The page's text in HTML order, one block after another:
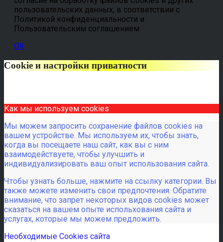
пользовательских данных, в соответствии с
Политикой конфиденциальности и
Пользовательским соглашением
OK
Cookie и настройки приватности
Как мы используем cookies
Мы можем запросить сохранение файлов cookies на
вашем устройстве. Мы используем их, чтобы знать,
когда вы посещаете наш сайт, как вы с ним
взаимодействуете, чтобы улучшить и
индивидуализировать ваш опыт использования сайта.
Чтобы узнать больше, нажмите на ссылку категории. Вы
также можете изменить свои предпочтения. Обратите
внимание, что запрет некоторых видов cookies может
сказаться на вашем опыте испольхования сайта и
услугах, которые мы можем предложить.
Необходимые Cookies сайта